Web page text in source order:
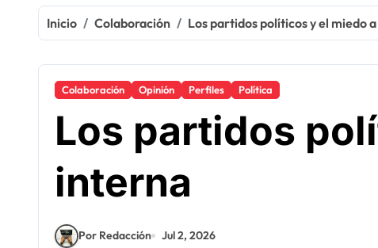
Inicio Colaboración Los partidos políticos y el miedo
Colaboración Opinión Perfiles Política
Los partidos
interna
Por Redacción Jul 2, 2026